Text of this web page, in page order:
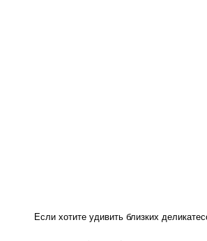
Если хотите удивить близких